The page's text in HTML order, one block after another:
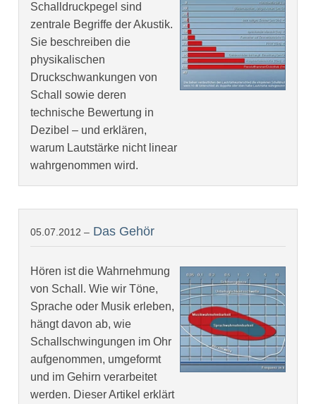
Schalldruckpegel sind
zentrale Begriffe der Akustik.
Sie beschreiben die
physikalischen
Druckschwankungen von
Schall sowie deren
technische Bewertung in
Dezibel – und erklären,
warum Lautstärke nicht linear
wahrgenommen wird.
05.07.2012 – Das Gehör
Hören ist die Wahrnehmung
von Schall. Wie wir Töne,
Sprache oder Musik erleben,
hängt davon ab, wie
Schallschwingungen im Ohr
aufgenommen, umgeformt
und im Gehirn verarbeitet
werden. Dieser Artikel erklärt